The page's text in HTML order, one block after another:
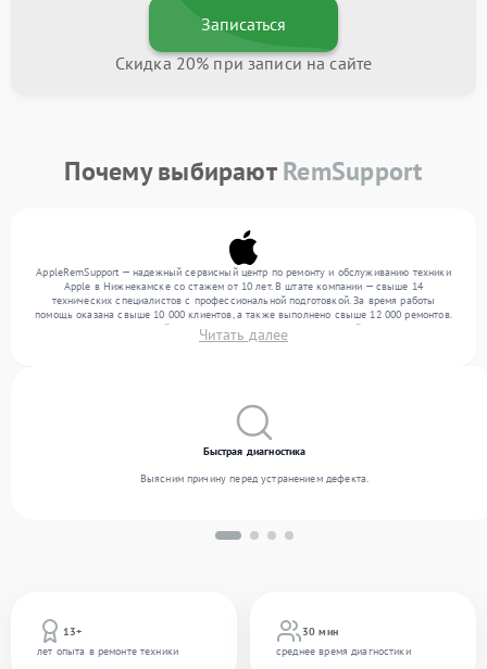
Записаться
Скидка 20% при записи на сайте
Почему выбираютRemSupport
AppleRemSupport — надежный сервисный центр по ремонту и обслуживанию техники
Apple в Нижнекамске со стажем от 10 лет. В штате компании — свыше 14
технических специалистов с профессиональной подготовкой. За время работы
помощь оказана свыше 10 000 клиентов, а также выполнено свыше 12 000 ремонтов.
Ежемесячно в сервисный центр поступает более 300 обращений, включая , , . Мы
беремся за задачи любой сложности и предлагаем стабильный уровень сервиса
Читать далее
13+
лет опыта в ремонте техники
30 мин
среднее время диагностики
Быстрая диагностика
Выясним причину перед устранением дефекта.